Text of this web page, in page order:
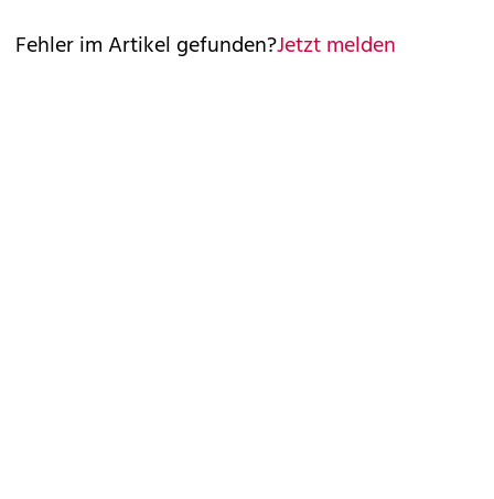
Fehler im Artikel gefunden?Jetzt melden